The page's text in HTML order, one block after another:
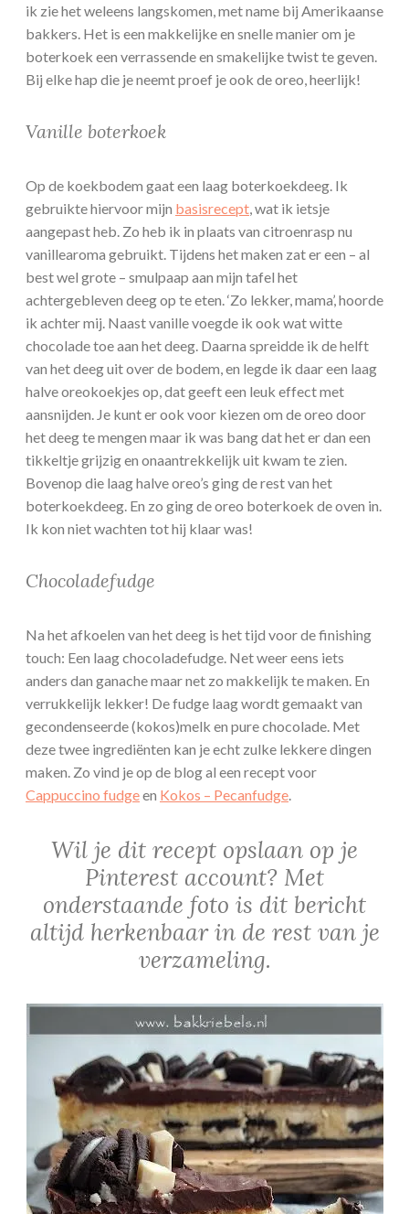
ik zie het weleens langskomen, met name bij Amerikaanse
bakkers. Het is een makkelijke en snelle manier om je
boterkoek een verrassende en smakelijke twist te geven.
Bij elke hap die je neemt proef je ook de oreo, heerlijk!
Vanille boterkoek
Op de koekbodem gaat een laag boterkoekdeeg. Ik
gebruikte hiervoor mijn basisrecept , wat ik ietsje
aangepast heb. Zo heb ik in plaats van citroenrasp nu
vanillearoma gebruikt. Tijdens het maken zat er een – al
best wel grote – smulpaap aan mijn tafel het
achtergebleven deeg op te eten. ‘Zo lekker, mama’, hoorde
ik achter mij. Naast vanille voegde ik ook wat witte
chocolade toe aan het deeg. Daarna spreidde ik de helft
van het deeg uit over de bodem, en legde ik daar een laag
halve oreokoekjes op, dat geeft een leuk effect met
aansnijden. Je kunt er ook voor kiezen om de oreo door
het deeg te mengen maar ik was bang dat het er dan een
tikkeltje grijzig en onaantrekkelijk uit kwam te zien.
Bovenop die laag halve oreo’s ging de rest van het
boterkoekdeeg. En zo ging de oreo boterkoek de oven in.
Ik kon niet wachten tot hij klaar was!
Chocoladefudge
Na het afkoelen van het deeg is het tijd voor de finishing
touch: Een laag chocoladefudge. Net weer eens iets
anders dan ganache maar net zo makkelijk te maken. En
verrukkelijk lekker! De fudge laag wordt gemaakt van
gecondenseerde (kokos)melk en pure chocolade. Met
deze twee ingrediënten kan je echt zulke lekkere dingen
maken. Zo vind je op de blog al een recept voor
Cappuccino fudgeen Kokos – Pecanfudge
Wil je dit recept opslaan op je
Pinterest account? Met
onderstaande foto is dit bericht
altijd herkenbaar in de rest van je
verzameling.